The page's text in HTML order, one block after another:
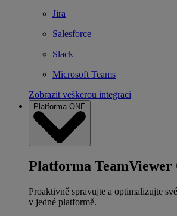
Jira
Salesforce
Slack
Microsoft Teams
Zobrazit veškerou integraci
Platforma ONE
Platforma TeamViewer
Proaktivně spravujte a optimalizujte
v jedné platformě.